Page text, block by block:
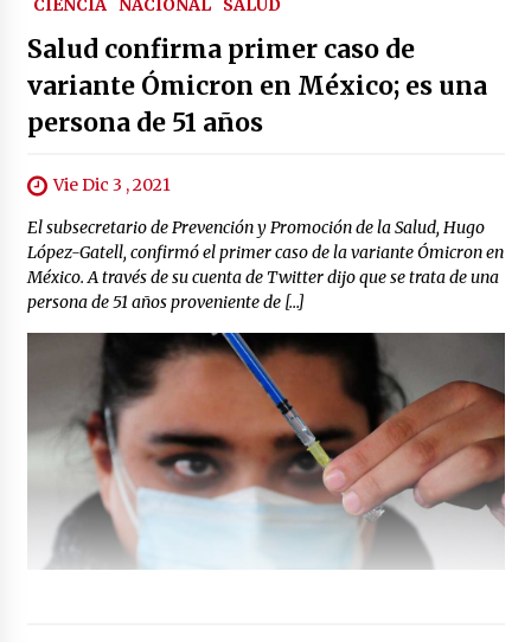
CIENCIA NACIONAL SALUD
Salud confirma primer caso de
variante Ómicron en México; es una
persona de 51 años
Vie Dic 3 , 2021
El subsecretario de Prevención y Promoción de la Salud, Hugo
López-Gatell, confirmó el primer caso de la variante Ómicron en
México. A través de su cuenta de Twitter dijo que se trata de una
persona de 51 años proveniente de […]